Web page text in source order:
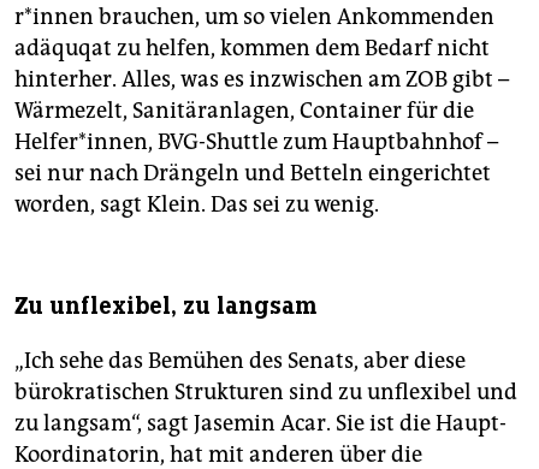
r*in­nen brauchen, um so vielen Ankommenden
adäquqat zu helfen, kommen dem Bedarf nicht
hinterher. Alles, was es inzwischen am ZOB gibt –
Wärmezelt, Sanitäranlagen, Container für die
Helfer*innen, BVG-Shuttle zum Hauptbahnhof –
sei nur nach Drängeln und Betteln eingerichtet
worden, sagt Klein. Das sei zu wenig.
Zu unflexibel, zu langsam
„Ich sehe das Bemühen des Senats, aber diese
bürokratischen Strukturen sind zu unflexibel und
zu langsam“, sagt Jasemin Acar. Sie ist die Haupt-
Koordinatorin, hat mit anderen über die